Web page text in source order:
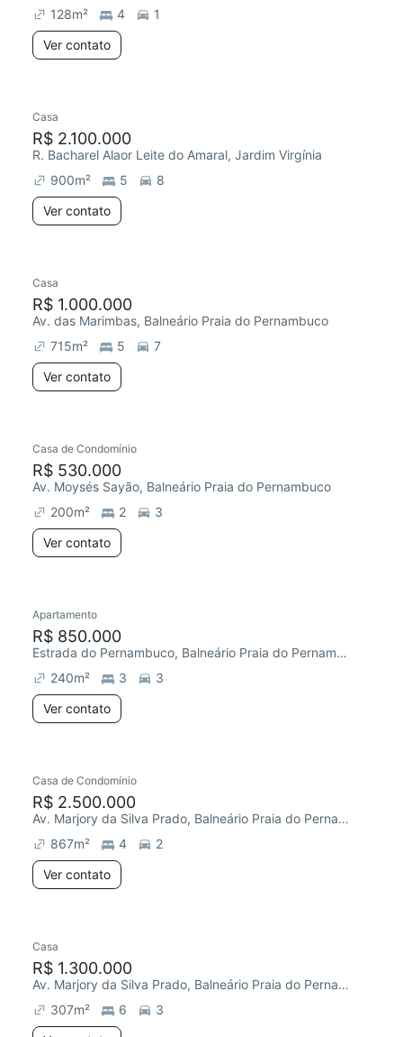
128m² 4
1
Ver contato
Casa
R$ 2.100.000
R. Bacharel Alaor Leite do Amaral, Jardim Virgínia
900m² 5
8
Ver contato
Casa
R$ 1.000.000
Av. das Marimbas, Balneário Praia do Pernambuco
715m² 5
7
Ver contato
Casa de Condomínio
R$ 530.000
Av. Moysés Sayão, Balneário Praia do Pernambuco
200m² 2
3
Ver contato
Apartamento
R$ 850.000
Estrada do Pernambuco, Balneário Praia do Pernambuco
240m² 3
3
Ver contato
Casa de Condomínio
R$ 2.500.000
Av. Marjory da Silva Prado, Balneário Praia do Pernambuco
867m² 4
2
Ver contato
Casa
R$ 1.300.000
Av. Marjory da Silva Prado, Balneário Praia do Pernambuco
307m² 6
3